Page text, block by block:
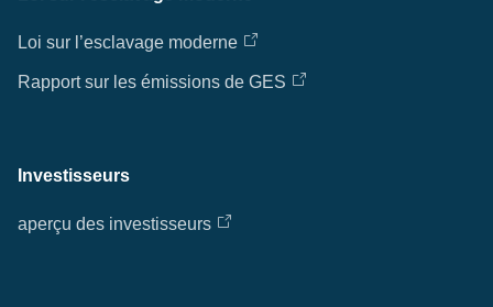
Loi sur l’esclavage moderne
Rapport sur les émissions de GES
Investisseurs
aperçu des investisseurs